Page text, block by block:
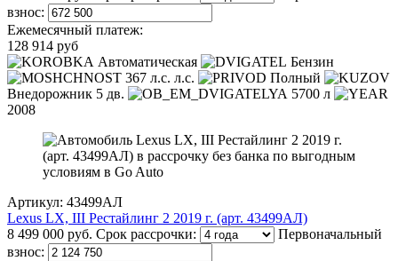
взнос:
Ежемесячный платеж:
128 914 руб
Автоматическая
Бензин
367 л.с. л.с.
Полный
Внедорожник 5 дв.
5700 л
2008
Артикул: 43499АЛ
Lexus LX, III Рестайлинг 2 2019 г. (арт. 43499АЛ)
8 499 000 руб. Срок рассрочки:
Первоначальный
взнос: